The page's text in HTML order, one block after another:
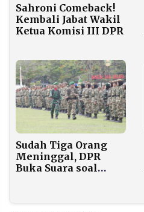
Sahroni Comeback!
Kembali Jabat Wakil
Ketua Komisi III DPR
Sudah Tiga Orang
Meninggal, DPR
Buka Suara soal